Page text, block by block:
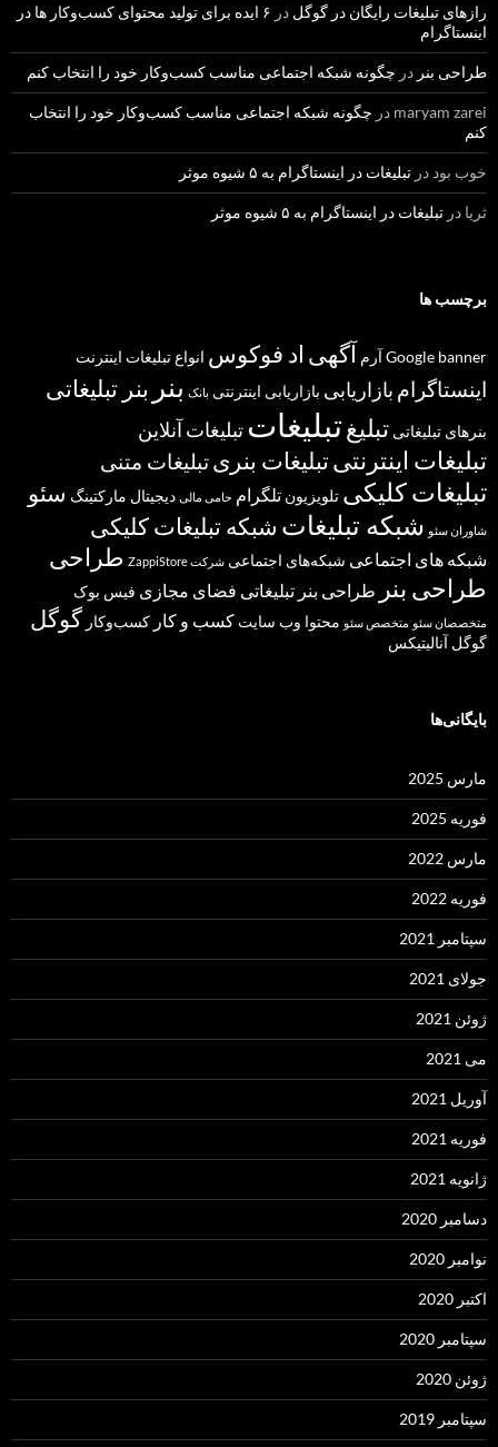
رازهای تبلیغات رایگان در گوگل در
۶ ایده برای تولید محتوای کسب‌و‌کار ها در
اینستاگرام
طراحی بنر در چگونه شبکه اجتماعی مناسب کسب‌وکار خود را انتخاب کنم
maryam zarei در چگونه شبکه اجتماعی مناسب کسب‌وکار خود را انتخاب
کنم
خوب بود در تبلیغات در اینستاگرام به ۵ شیوه موثر
ثریا در تبلیغات در اینستاگرام به ۵ شیوه موثر
برچسب ها
banner
Googleآرم آگهی اد فوکوس انواع تبلیغات اینترنت
اینستاگرام بازاریابی بازاریابی اینترنتی بانک بنر بنر تبلیغاتی
بنرهای تبلیغاتی تبلیغتبلیغاتتبلیغات آنلاین
تبلیغات اینترنتیتبلیغات بنریتبلیغات متنی
تبلیغات کلیکی تلویزیون تلگرام حامی مالی دیجیتال مارکتینگ سئو
شاوران سئو شبکه تبلیغات شبکه تبلیغات کلیکی
شبکه های اجتماعی شبکه‌های اجتماعی شرکت ZappiStore
طراحی
طراحی بنر طراحی بنر تبلیغاتی فضای مجازی فیس بوک
متخصصان سئو متخصص سئو محتوا وب سایت کسب و کار کسب‌وکار گوگل
گوگل آنالیتیکس
بایگانی‌ها
مارس 2025
فوریه 2025
مارس 2022
فوریه 2022
سپتامبر 2021
جولای 2021
ژوئن 2021
می 2021
آوریل 2021
فوریه 2021
ژانویه 2021
دسامبر 2020
نوامبر 2020
اکتبر 2020
سپتامبر 2020
ژوئن 2020
سپتامبر 2019